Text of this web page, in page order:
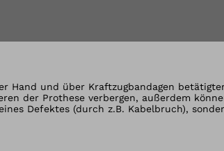
Gallery-
Hand und über Kraftzugbandagen
der Prothese verbergen, außerdem
Defektes (durch z.B. Kabelbruch),